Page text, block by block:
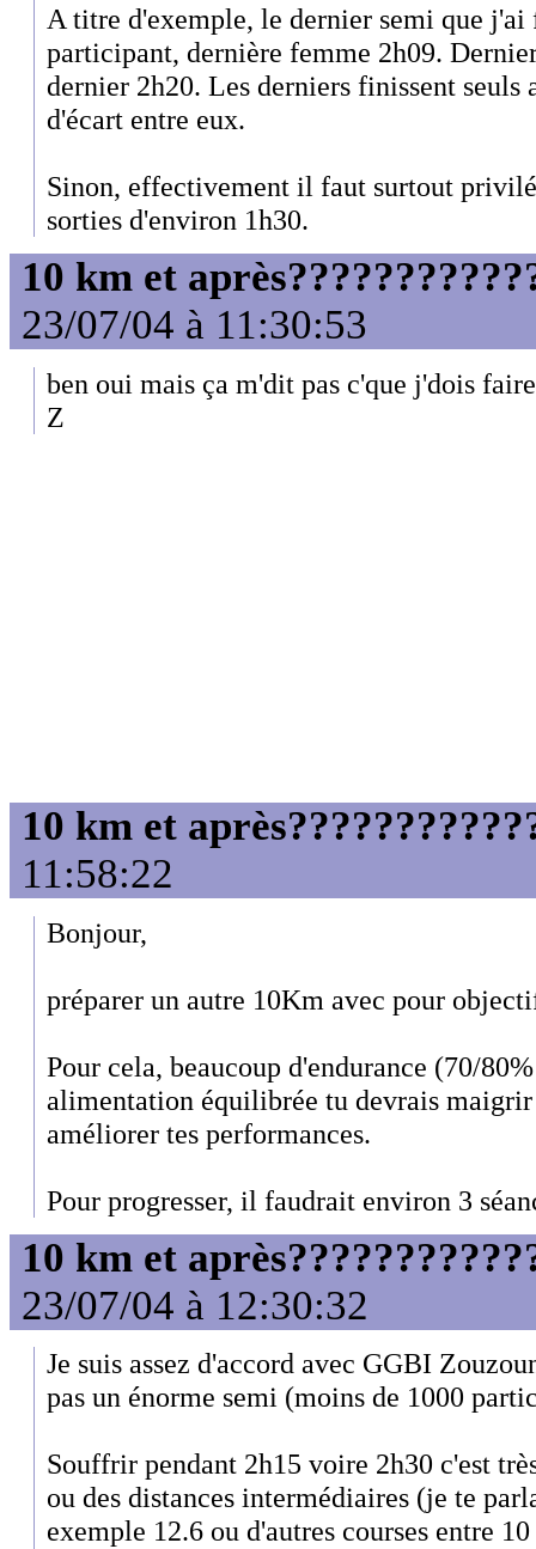
A titre d'exemple, le dernier semi que
participant, dernière femme 2h09.
dernier 2h20. Les derniers finissent seuls
d'écart entre eux.
Sinon, effectivement il faut surtout
sorties d'environ 1h30.
10 km et
23/07/04 à 11:30:53
ben oui mais ça m'dit pas c'que j'dois
Z
10 km et
11:58:22
Bonjour,
préparer un autre 10Km avec pour
Pour cela, beaucoup d'endurance (70/
alimentation équilibrée tu devrais
améliorer tes performances.
Pour progresser, il faudrait environ 3
10 km et
23/07/04 à 12:30:32
Je suis assez d'accord avec GGBI
pas un énorme semi (moins de 1000
Souffrir pendant 2h15 voire 2h30 c'est
ou des distances intermédiaires (je te
exemple 12.6 ou d'autres courses entre